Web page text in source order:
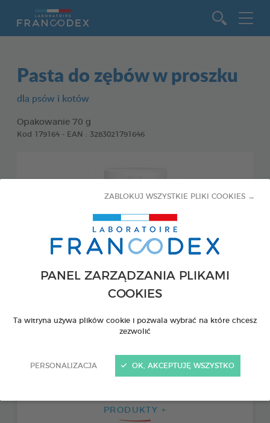
PANEL ZARZĄDZANIA PLIKAMI
COOKIES
Ta witryna używa plików cookie i pozwala wybrać na które chcesz
zezwolić
PERSONALIZACJA
ZABLOKUJ WSZYSTKIE PLIKI COOKIES →
OK, AKCEPTUJĘ WSZYSTKO
Pasta do zębów w proszku
dla psów i kotów
Opakowanie 70 g
Kod 179164 - EAN : 3283021791646
PRODUKTY +